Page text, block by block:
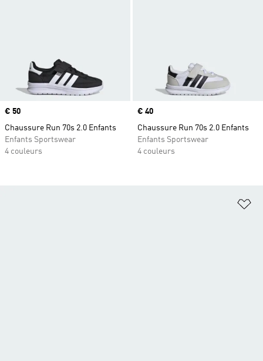
Prix
€ 50
Chaussure Run 70s 2.0 Enfants
Enfants Sportswear
4 couleurs
Prix
€ 40
Chaussure Run 70s 2.0 Enfants
Enfants Sportswear
4 couleurs